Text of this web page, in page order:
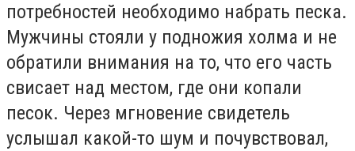
потребностей необходимо набрать песка.
Мужчины стояли у подножия холма и не
обратили внимания на то, что его часть
свисает над местом, где они копали
песок. Через мгновение свидетель
услышал какой-то шум и почувствовал,